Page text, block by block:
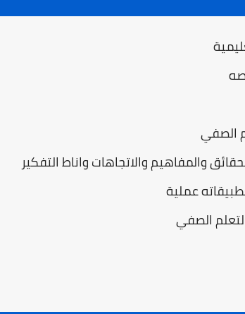
الصفي
والمفاهيم والاتجاهات واناط التفكير
عملية
الصفي